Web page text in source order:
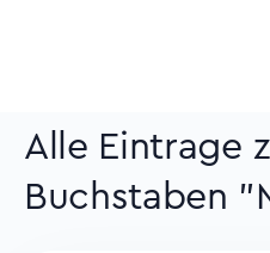
Alle Eintrage
Buchstaben